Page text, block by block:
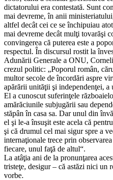
dictatorului era contestată. Sunt
mai devreme, în anii
altfel decât cei ce se închipuiau
mai devreme decât mulţi tovarăşi
convingerea că puterea este a
respectul. În discursul rostit la
Adunării Generale a ONU,
crezul politic: „Poporul român,
multor secole de încordări aspre
apărării unităţii şi independenţei, a
El a cunoscut suferinţele
amărăciunile subjugării sau
stăpân în casa sa. Dar unul din
el şi le-a însuşit este acela că
şi că drumul cel mai sigur spre a
internaţionale trece prin
fiecare, unul faţă de altul“.
La atâţia ani de la pronunţarea
tristeţe, desigur – că astăzi nici un
vorbe.